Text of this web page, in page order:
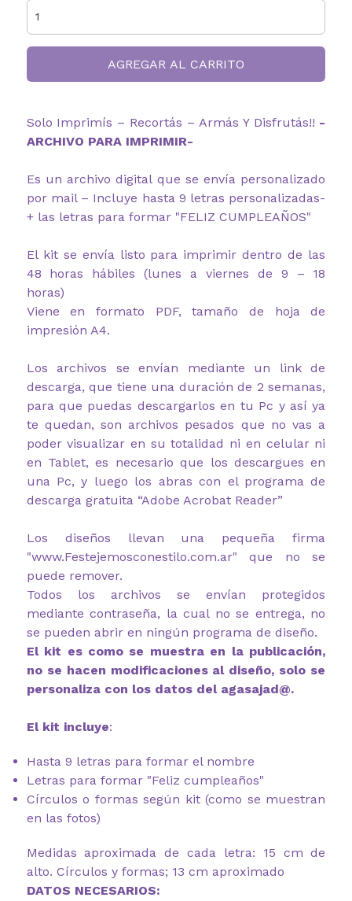
AGREGAR AL CARRITO
Solo Imprimís – Recortás – Armás Y Disfrutás!! -
ARCHIVO PARA IMPRIMIR-
Es un archivo digital que se envía personalizado
por mail – Incluye hasta 9 letras personalizadas-
+ las letras para formar "FELIZ CUMPLEAÑOS"
El kit se envía listo para imprimir dentro de las
48 horas hábiles (lunes a viernes de 9 – 18
horas)
Viene en formato PDF, tamaño de hoja de
impresión A4.
Los archivos se envían mediante un link de
descarga, que tiene una duración de 2 semanas,
para que puedas descargarlos en tu Pc y así ya
te quedan, son archivos pesados que no vas a
poder visualizar en su totalidad ni en celular ni
en Tablet, es necesario que los descargues en
una Pc, y luego los abras con el programa de
descarga gratuita “Adobe Acrobat Reader”
Los diseños llevan una pequeña firma
"www.Festejemosconestilo.com.ar" que no se
puede remover.
Todos los archivos se envían protegidos
mediante contraseña, la cual no se entrega, no
se pueden abrir en ningún programa de diseño.
El kit es como se muestra en la publicación,
no se hacen modificaciones al diseño, solo se
personaliza con los datos del agasajad@.
El kit incluye:
Hasta 9 letras para formar el nombre
Letras para formar "Feliz cumpleaños"
Círculos o formas según kit (como se muestran
en las fotos)
Medidas aproximada de cada letra: 15 cm de
alto. Círculos y formas; 13 cm aproximado
DATOS NECESARIOS: